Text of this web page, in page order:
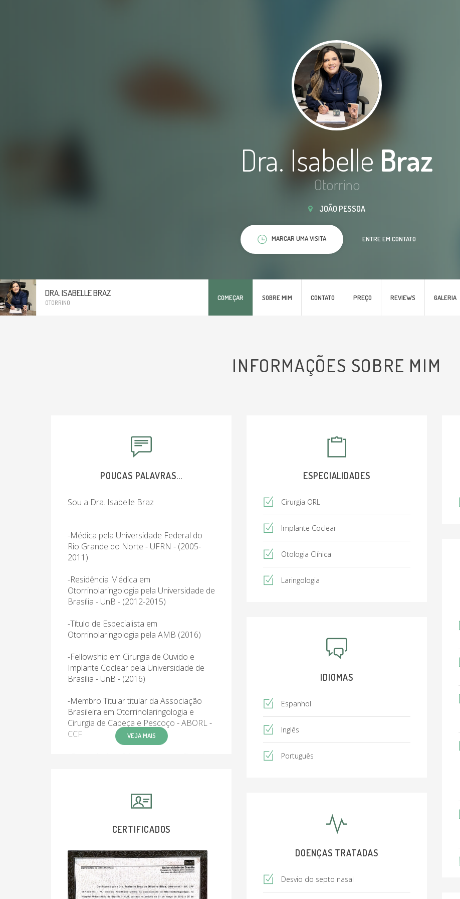
DRA. ISABELLE BRAZ
OTORRINO
COMEÇAR SOBRE MIM CONTATO PREÇO REVIEWS GALERIA
Dra. IsabelleBraz
Otorrino
JOÃO PESSOA
MARCAR UMA VISITA ENTRE EM CONTATO
INFORMAÇÕES SOBRE MIM
POUCAS PALAVRAS...
Sou a Dra. Isabelle Braz
-Médica pela Universidade Federal do
Rio Grande do Norte - UFRN - (2005-
2011)
-Residência Médica em
Otorrinolaringologia pela Universidade de
Brasília - UnB - (2012-2015)
-Título de Especialista em
Otorrinolaringologia pela AMB (2016)
-Fellowship em Cirurgia de Ouvido e
Implante Coclear pela Universidade de
Brasília - UnB - (2016)
-Membro Titular titular da Associação
Brasileira em Otorrinolaringologia e
Cirurgia de Cabeça e Pescoço - ABORL -
CCF
-Curso de Aperfeiçoamento em Foniatria
pela Associação Brasileira em
e Pescoço - ABORL - CCF (2020-2021)
-Otorrinolaringologista da Fundação
Centro Integrado de Apoio à Pessoa
com Deficiência - FUNAD - 2016
VEJA MAIS
ESPECIALIDADES
Cirurgia ORL
Implante Coclear
Otologia Clínica
Laringologia
IDIOMAS
Espanhol
Inglês
Português
CERTIFICADOS
DOENÇAS TRATADAS
Desvio do septo nasal